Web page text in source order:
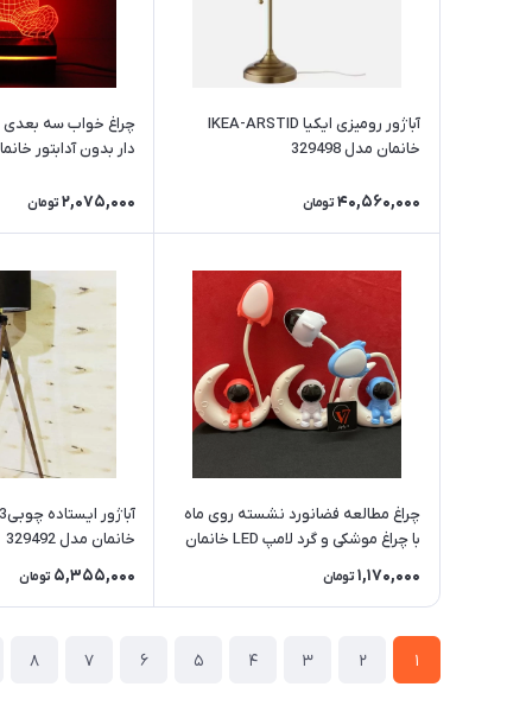
آباژور رومیزی ایکیا IKEA-ARSTID
خانمان مدل 329498
40,560,000 تومان
چراغ خواب سه
دار بدون آدابتور خانمان
2,075,000 تومان
چراغ مطالعه فضانورد نشسته روی ماه
با چراغ موشکی و گرد لامپ LED خانمان
1,170,000 تومان
خانمان مدل 329492
5,355,000 تومان
1
2
3
4
5
6
7
8